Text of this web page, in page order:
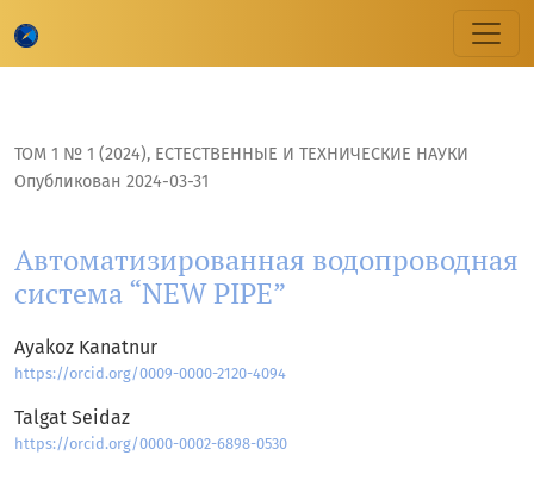
ТОМ 1 № 1 (2024), ЕСТЕСТВЕННЫЕ И ТЕХНИЧЕСКИЕ НАУКИ
Автоматизированная водопроводная
система “NEW PIPE”
Опубликован 2024-03-31
Ayakoz Kanatnur
https://orcid.org/0009-0000-2120-4094
Talgat Seidaz
https://orcid.org/0000-0002-6898-0530